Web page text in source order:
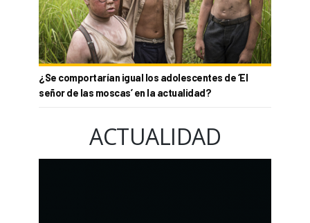
¿Se comportarían igual los adolescentes de ‘El
señor de las moscas’ en la actualidad?
ACTUALIDAD